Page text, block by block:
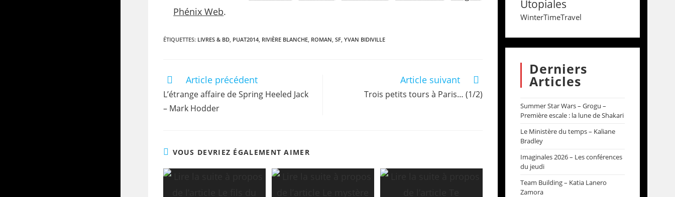
Phénix Web.
ÉTIQUETTES: LIVRES & BD, PUAT2014, RIVIÈRE BLANCHE, ROMAN, SF, YVAN BIDIVILLE
Article précédent
L’étrange affaire de Spring Heeled Jack
– Mark Hodder
Article suivant
Trois petits tours à Paris… (1/2)
VOUS DEVRIEZ ÉGALEMENT AIMER
Utopiales
WinterTimeTravel
Derniers
Articles
Summer Star Wars – Grogu –
Première escale : la lune de Shakari
Le Ministère du temps – Kaliane
Bradley
Imaginales 2026 – Les conférences
du jeudi
Team Building – Katia Lanero
Zamora